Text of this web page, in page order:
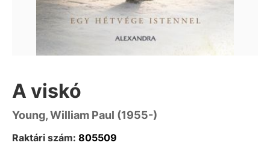
A viskó
Young, William Paul (1955-)
Raktári szám: 805509